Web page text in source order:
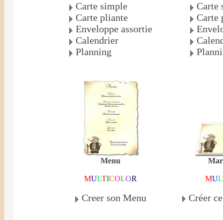
Carte simple
Carte pliante
Enveloppe assortie
Calendrier
Planning
Carte
Carte
Menu
MULTICOLOR
Creer son Menu
MUL
Créer